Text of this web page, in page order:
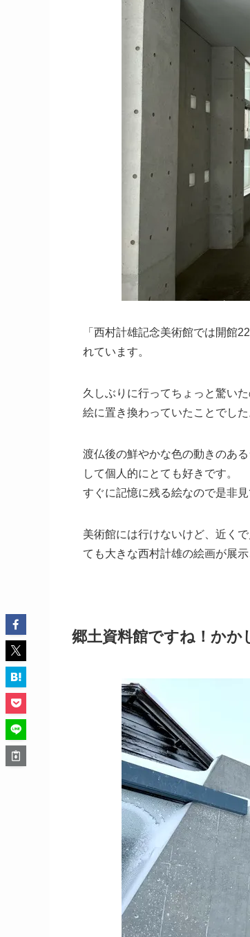
「西村計雄記念美術館では開館
れています。
久しぶりに行ってちょっと驚い
絵に置き換わっていたことでし
渡仏後の鮮やかな色の動きのあ
して個人的にとても好きです。
すぐに記憶に残る絵なので是非見
美術館には行けないけど、近く
ても大きな西村計雄の絵画が展示
郷土資料館ですね！かか